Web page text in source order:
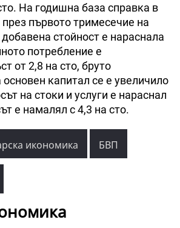
На годишна база справка в
първото тримесечие на
стойност е нараснала
потребление е
от 2,8 на сто, бруто
капитал се е увеличило
на стоки и услуги е нараснал
е намалял с 4,3 на сто.
икономика БВП